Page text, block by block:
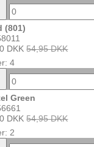
(801)
DKK 54,95 DKK
4
Green
DKK 54,95 DKK
2